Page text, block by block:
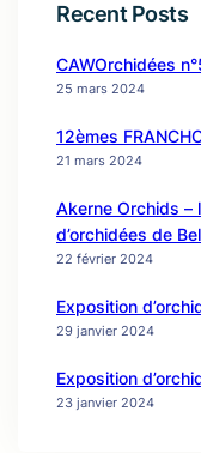
Recent Posts
CAWOrchidées
25 mars 2024
12èmes
21 mars 2024
Akerne Orchids –
d’orchidées de
22 février 2024
Exposition
29 janvier 2024
Exposition
23 janvier 2024